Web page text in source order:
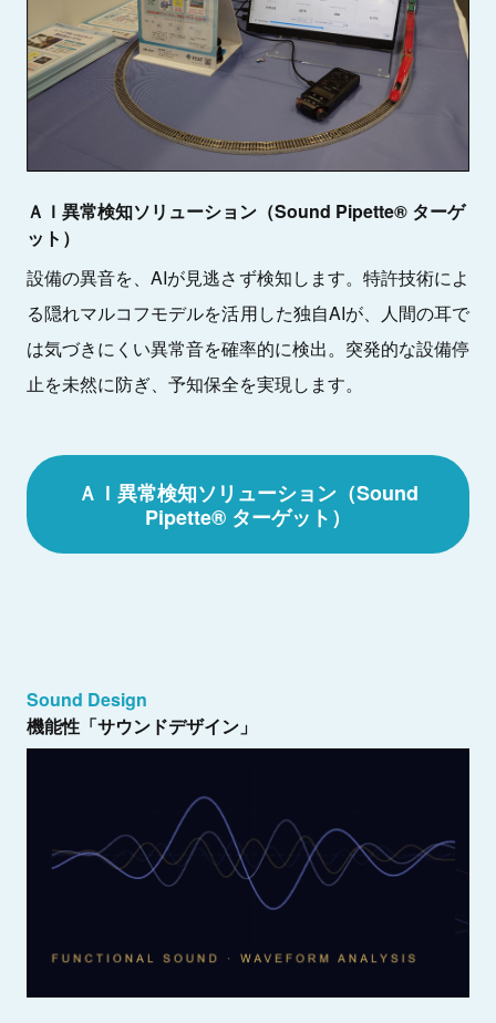
ＡＩ異常検知ソリューション（Sound Pipette® ターゲ
ット）
設備の異音を、AIが見逃さず検知します。特許技術によ
る隠れマルコフモデルを活用した独自AIが、人間の耳で
は気づきにくい異常音を確率的に検出。突発的な設備停
止を未然に防ぎ、予知保全を実現します。
ＡＩ異常検知ソリューション（Sound
Pipette® ターゲット）
Sound Design
機能性「サウンドデザイン」